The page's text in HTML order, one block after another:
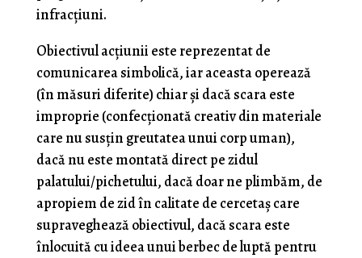
infracţiuni.
Obiectivul acţiunii este reprezentat de
comunicarea simbolică, iar aceasta operează
(în măsuri diferite) chiar şi dacă scara este
improprie (confecţionată creativ din materiale
care nu susţin greutatea unui corp uman),
dacă nu este montată direct pe zidul
palatului/pichetului, dacă doar ne plimbăm, de
apropiem de zid în calitate de cercetaş care
supraveghează obiectivul, dacă scara este
înlocuită cu ideea unui berbec de luptă pentru